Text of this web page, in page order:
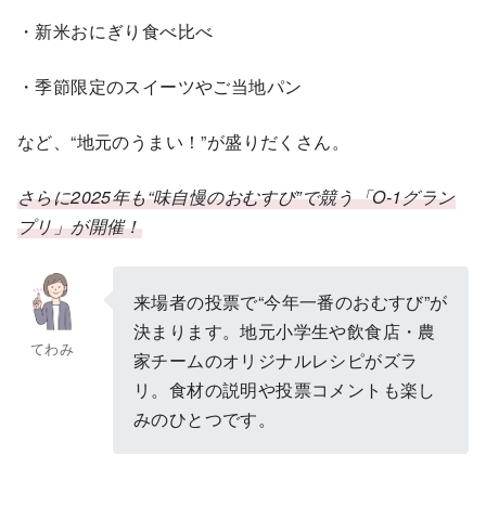
・新米おにぎり食べ比べ
・季節限定のスイーツやご当地パン
など、“地元のうまい！”が盛りだくさん。
さらに2025年も“味自慢のおむすび”で競う「O-1グラン
プリ」が開催！
てわみ
来場者の投票で“今年一番のおむすび”が
決まります。地元小学生や飲食店・農
家チームのオリジナルレシピがズラ
リ。食材の説明や投票コメントも楽し
みのひとつです。